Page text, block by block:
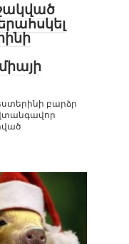
բարձր